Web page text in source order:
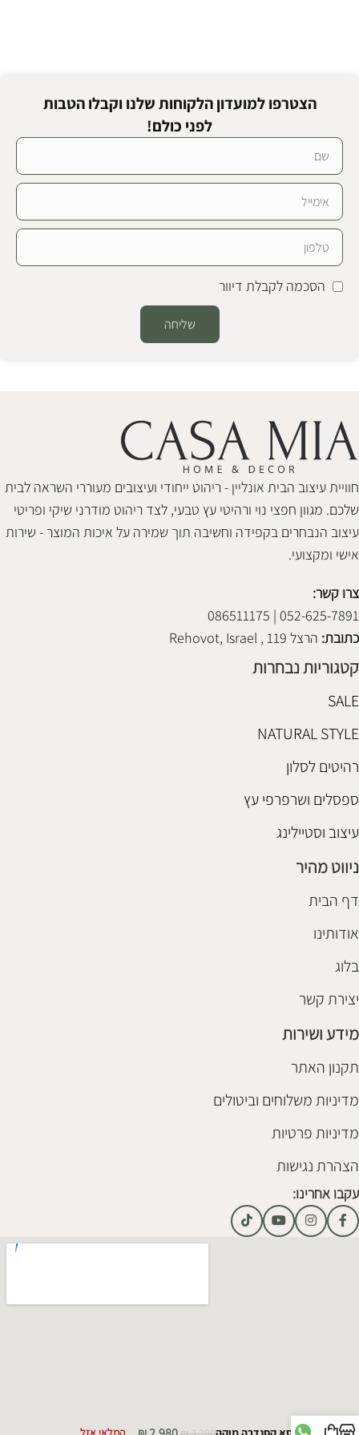
הצטרפו למועדון הלקוחות שלנו וקבלו הטבות
לפני כולם!
הסכמה לקבלת דיוור
שליחה
חוויית עיצוב הבית אונליין - ריהוט ייחודי ועיצובים מעוררי השראה לבית
שלכם. מגוון חפצי נוי ורהיטי עץ טבעי, לצד ריהוט מודרני שיקי ופריטי
עיצוב הנבחרים בקפידה וחשיבה תוך שמירה על איכות המוצר - שירות
אישי ומקצועי.
צרו קשר:
052-625-7891 | 086511175
כתובת: הרצל 119 , Rehovot, Israel
קטגוריות נבחרות
SALE
NATURAL STYLE
רהיטים לסלון
ספסלים ושרפרפי עץ
עיצוב וסטיילינג
ניווט מהיר
דף הבית
אודותינו
בלוג
יצירת קשר
מידע ושירות
תקנון האתר
מדיניות משלוחים וביטולים
מדיניות פרטיות
הצהרת נגישות
עקבו אחרינו: